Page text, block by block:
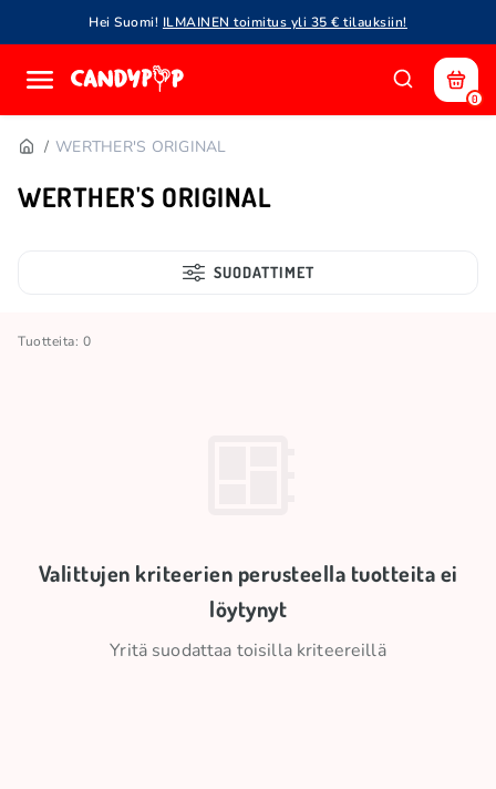
Hei Suomi! ILMAINEN toimitus yli 35 € tilauksiin!
0
WERTHER'S ORIGINAL
WERTHER'S ORIGINAL
SUODATTIMET
Tuotteita: 0
Valittujen kriteerien perusteella tuotteita ei
löytynyt
Yritä suodattaa toisilla kriteereillä